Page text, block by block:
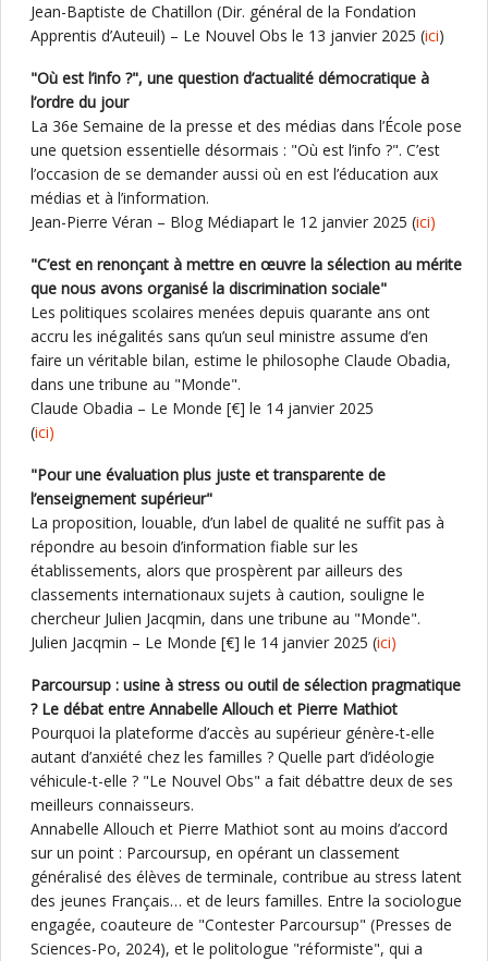
Jean-Baptiste de Chatillon (Dir. général de la Fondation
Apprentis d’Auteuil) – Le Nouvel Obs le 13 janvier 2025 (ici)
"Où est l’info ?", une question d’actualité démocratique à
l’ordre du jour
La 36e Semaine de la presse et des médias dans l’École pose
une quetsion essentielle désormais : "Où est l’info ?". C’est
l’occasion de se demander aussi où en est l’éducation aux
médias et à l’information.
Jean-Pierre Véran – Blog Médiapart le 12 janvier 2025 (ici)
"C’est en renonçant à mettre en œuvre la sélection au mérite
que nous avons organisé la discrimination sociale"
Les politiques scolaires menées depuis quarante ans ont
accru les inégalités sans qu’un seul ministre assume d’en
faire un véritable bilan, estime le philosophe Claude Obadia,
dans une tribune au "Monde".
Claude Obadia – Le Monde [€] le 14 janvier 2025
(ici)
"Pour une évaluation plus juste et transparente de
l’enseignement supérieur"
La proposition, louable, d’un label de qualité ne suffit pas à
répondre au besoin d’information fiable sur les
établissements, alors que prospèrent par ailleurs des
classements internationaux sujets à caution, souligne le
chercheur Julien Jacqmin, dans une tribune au "Monde".
Julien Jacqmin – Le Monde [€] le 14 janvier 2025 (ici)
Parcoursup : usine à stress ou outil de sélection pragmatique
? Le débat entre Annabelle Allouch et Pierre Mathiot
Pourquoi la plateforme d’accès au supérieur génère-t-elle
autant d’anxiété chez les familles ? Quelle part d’idéologie
véhicule-t-elle ? "Le Nouvel Obs" a fait débattre deux de ses
meilleurs connaisseurs.
Annabelle Allouch et Pierre Mathiot sont au moins d’accord
sur un point : Parcoursup, en opérant un classement
généralisé des élèves de terminale, contribue au stress latent
des jeunes Français… et de leurs familles. Entre la sociologue
engagée, coauteure de "Contester Parcoursup" (Presses de
Sciences-Po, 2024), et le politologue "réformiste", qui a